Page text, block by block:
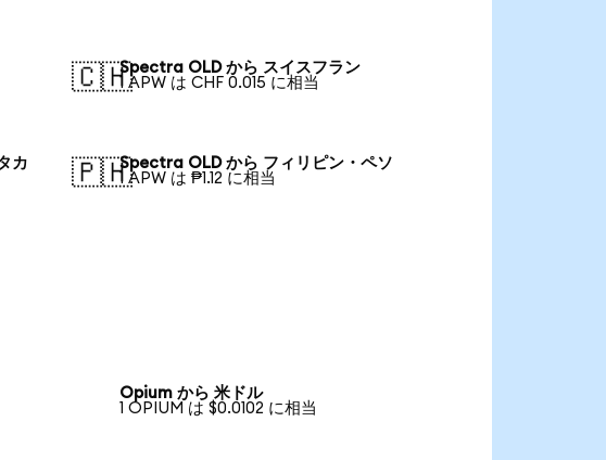
🇨🇭Spectra OLD から スイスフラン
1 APW は CHF 0.015 に相当
カ
🇵🇭Spectra OLD から フィリピン・ペソ
1 APW は ₱1.12 に相当
Opium から 米ドル
1 OPIUM は $0.0102 に相当